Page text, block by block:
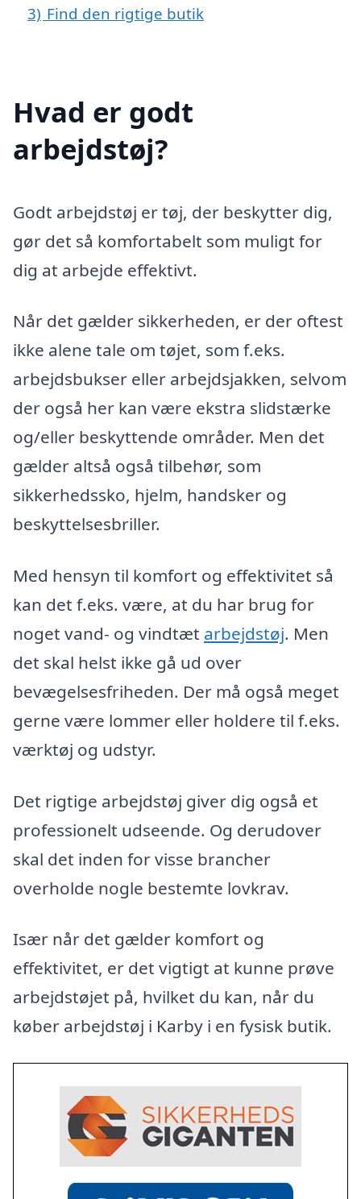
3) Find den rigtige butik
Hvad er godt
arbejdstøj?
Godt arbejdstøj er tøj, der beskytter dig,
gør det så komfortabelt som muligt for
dig at arbejde effektivt.
Når det gælder sikkerheden, er der oftest
ikke alene tale om tøjet, som f.eks.
arbejdsbukser eller arbejdsjakken, selvom
der også her kan være ekstra slidstærke
og/eller beskyttende områder. Men det
gælder altså også tilbehør, som
sikkerhedssko, hjelm, handsker og
beskyttelsesbriller.
Med hensyn til komfort og effektivitet så
kan det f.eks. være, at du har brug for
noget vand- og vindtæt arbejdstøj. Men
det skal helst ikke gå ud over
bevægelsesfriheden. Der må også meget
gerne være lommer eller holdere til f.eks.
værktøj og udstyr.
Det rigtige arbejdstøj giver dig også et
professionelt udseende. Og derudover
skal det inden for visse brancher
overholde nogle bestemte lovkrav.
Især når det gælder komfort og
effektivitet, er det vigtigt at kunne prøve
arbejdstøjet på, hvilket du kan, når du
køber arbejdstøj i Karby i en fysisk butik.